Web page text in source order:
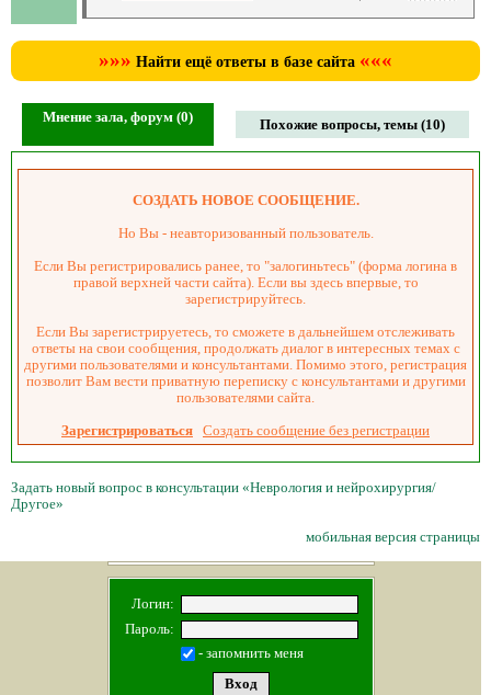
»»» Найти ещё ответы в базе сайта «««
Мнение зала, форум (0) Похожие вопросы, темы (10)
СОЗДАТЬ НОВОЕ СООБЩЕНИЕ.
Но Вы - неавторизованный пользователь.
Если Вы регистрировались ранее, то "залогиньтесь" (форма логина в
правой верхней части сайта). Если вы здесь впервые, то
зарегистрируйтесь.
Если Вы зарегистрируетесь, то сможете в дальнейшем отслеживать
ответы на свои сообщения, продолжать диалог в интересных темах с
другими пользователями и консультантами. Помимо этого, регистрация
позволит Вам вести приватную переписку с консультантами и другими
пользователями сайта.
Зарегистрироваться Создать сообщение без регистрации
Задать новый вопрос в консультации «Неврология и нейрохирургия/
Другое»
мобильная версия страницы
Логин:
Пароль:
- запомнить меня